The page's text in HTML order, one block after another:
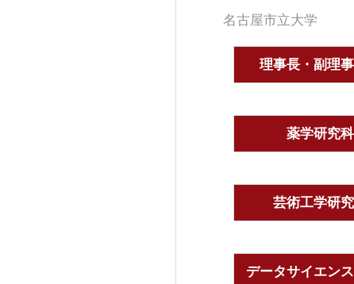
名古屋市立大学
理事長・副理
薬学研究科
芸術工学研
データサイエン